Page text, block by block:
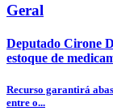
Geral
Deputado Cirone
estoque de
Recurso garantirá
entre o...